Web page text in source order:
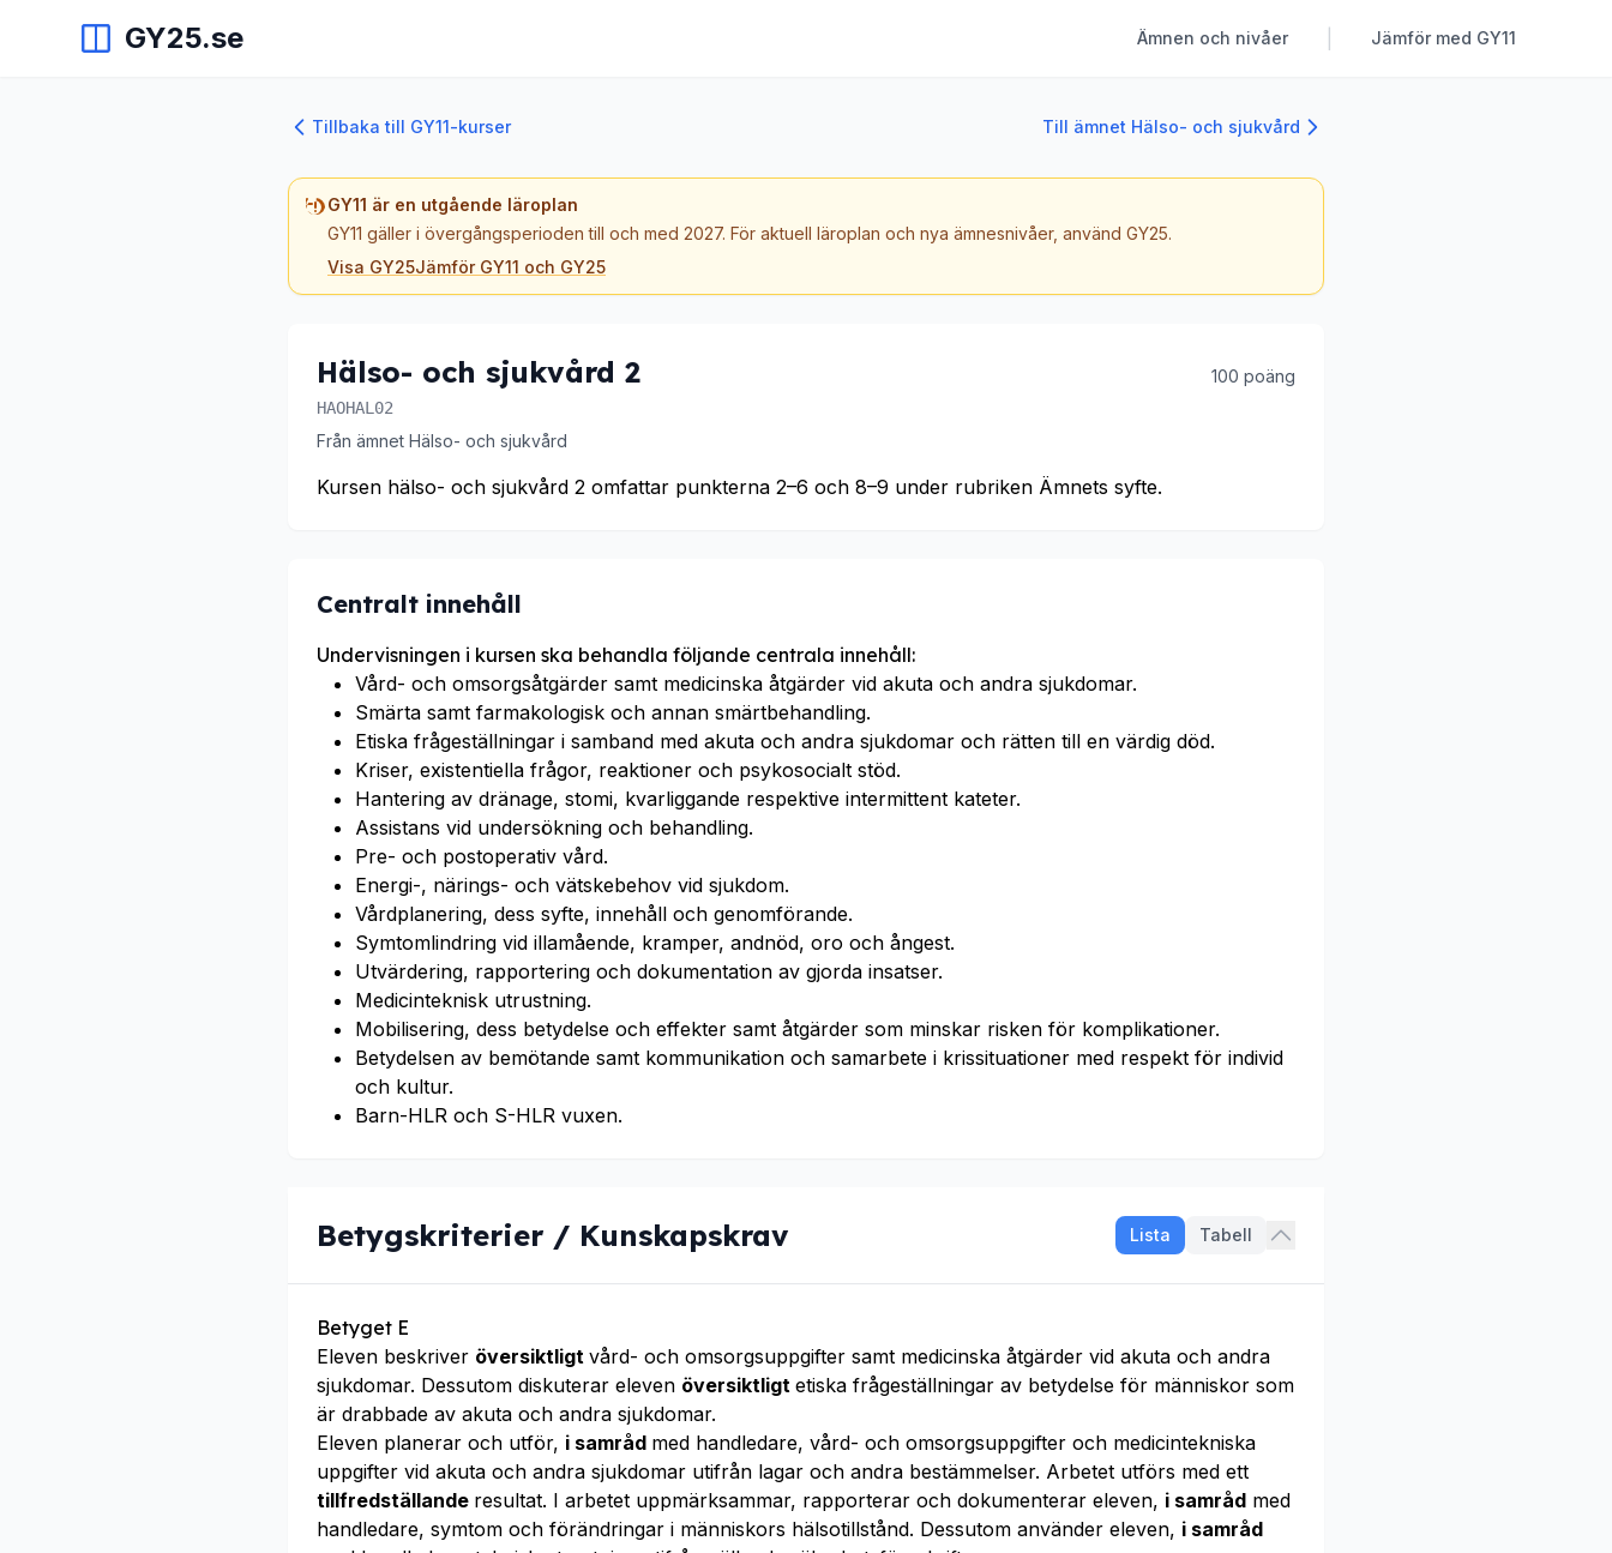
GY25.se Ämnen och nivåer Jämför med GY11
Tillbaka till GY11-kurser Till ämnet Hälso- och sjukvård
GY11 är en utgående läroplan
GY11 gäller i övergångsperioden till och med 2027. För aktuell läroplan och nya ämnesnivåer, använd GY25.
Visa GY25Jämför GY11 och GY25
Hälso- och sjukvård 2 100 poäng
HAOHAL02
Från ämnet Hälso- och sjukvård
Kursen hälso- och sjukvård 2 omfattar punkterna 2–6 och 8–9 under rubriken Ämnets syfte.
Centralt innehåll
Undervisningen i kursen ska behandla följande centrala innehåll:
Vård- och omsorgsåtgärder samt medicinska åtgärder vid akuta och andra sjukdomar.
Smärta samt farmakologisk och annan smärtbehandling.
Etiska frågeställningar i samband med akuta och andra sjukdomar och rätten till en värdig död.
Kriser, existentiella frågor, reaktioner och psykosocialt stöd.
Hantering av dränage, stomi, kvarliggande respektive intermittent kateter.
Assistans vid undersökning och behandling.
Pre- och postoperativ vård.
Energi-, närings- och vätskebehov vid sjukdom.
Vårdplanering, dess syfte, innehåll och genomförande.
Symtomlindring vid illamående, kramper, andnöd, oro och ångest.
Utvärdering, rapportering och dokumentation av gjorda insatser.
Medicinteknisk utrustning.
Mobilisering, dess betydelse och effekter samt åtgärder som minskar risken för komplikationer.
Betydelsen av bemötande samt kommunikation och samarbete i krissituationer med respekt för individ
och kultur.
Barn-HLR och S-HLR vuxen.
Betygskriterier / Kunskapskrav Lista Tabell
Betyget E
Eleven beskriver översiktligt vård- och omsorgsuppgifter samt medicinska åtgärder vid akuta och andra
sjukdomar. Dessutom diskuterar eleven översiktligt etiska frågeställningar av betydelse för människor som
är drabbade av akuta och andra sjukdomar.
Eleven planerar och utför, i samråd med handledare, vård- och omsorgsuppgifter och medicintekniska
uppgifter vid akuta och andra sjukdomar utifrån lagar och andra bestämmelser. Arbetet utförs med ett
tillfredställande resultat. I arbetet uppmärksammar, rapporterar och dokumenterar eleven, i samråd med
handledare, symtom och förändringar i människors hälsotillstånd. Dessutom använder eleven, i samråd